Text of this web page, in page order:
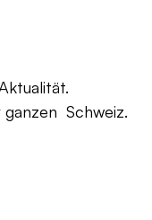
Schweiz.